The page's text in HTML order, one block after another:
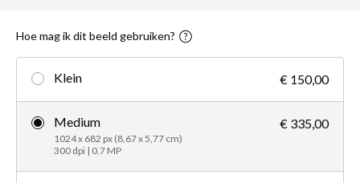
Hoe mag ik dit beeld gebruiken?
Klein € 150,00
Medium
1024 x 682 px (8,67 x 5,77 cm)
300 dpi | 0.7 MP
€ 335,00